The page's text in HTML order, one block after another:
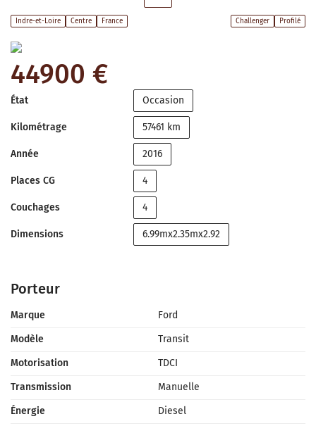
Indre-et-Loire Centre France Challenger Profilé
44900 €
État Occasion
Kilométrage 57461 km
Année 2016
Places CG 4
Couchages 4
Dimensions 6.99mx2.35mx2.92
Porteur
Marque
Ford
Modèle
Transit
Motorisation
TDCI
Transmission
Manuelle
Énergie
Diesel